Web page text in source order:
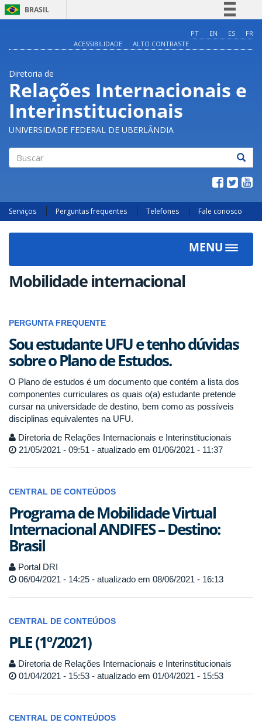
BRASIL
Comunica BR
Acesso à informação
Legislação
Canais
PT EN ES
FR
ACESSIBILIDADE
ALTO CONTRASTE
Diretoria de
Relações Internacionais e
Interinstitucionais
UNIVERSIDADE FEDERAL DE UBERLÂNDIA
Serviços Perguntas frequentes Telefones Fale conosco
MENU
Toggle
Mobilidade internacional
PERGUNTA FREQUENTE
Sou estudante UFU e tenho dúvidas
sobre o Plano de Estudos.
O Plano de estudos é um documento que contém a lista dos
componentes curriculares os quais o(a) estudante pretende
cursar na universidade de destino, bem como as possíveis
disciplinas equivalentes na UFU.
Diretoria de Relações Internacionais e Interinstitucionais
21/05/2021 - 09:51 - atualizado em 01/06/2021 - 11:37
CENTRAL DE CONTEÚDOS
Programa de Mobilidade Virtual
Internacional ANDIFES – Destino:
Brasil
Portal DRI
06/04/2021 - 14:25 - atualizado em 08/06/2021 - 16:13
CENTRAL DE CONTEÚDOS
PLE (1º/2021)
Diretoria de Relações Internacionais e Interinstitucionais
01/04/2021 - 15:53 - atualizado em 01/04/2021 - 15:53
CENTRAL DE CONTEÚDOS